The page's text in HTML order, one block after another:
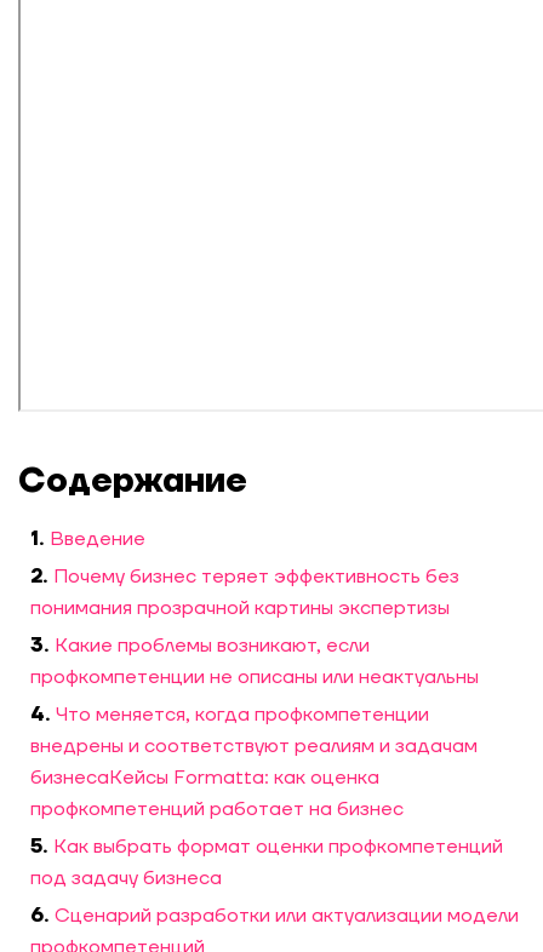
Содержание
Введение
Почему бизнес теряет эффективность без
понимания прозрачной картины экспертизы
Какие проблемы возникают, если
профкомпетенции не описаны или неактуальны
Что меняется, когда профкомпетенции
внедрены и соответствуют реалиям и задачам
бизнесаКейсы Formatta: как оценка
профкомпетенций работает на бизнес
Как выбрать формат оценки профкомпетенций
под задачу бизнеса
Сценарий разработки или актуализации модели
профкомпетенций